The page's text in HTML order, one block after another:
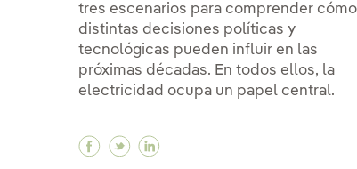
tres escenarios para comprender cómo
distintas decisiones políticas y
tecnológicas pueden influir en las
próximas décadas. En todos ellos, la
electricidad ocupa un papel central.
Facebook ¿Qué es el informe
Twitter ¿Qué es el informe